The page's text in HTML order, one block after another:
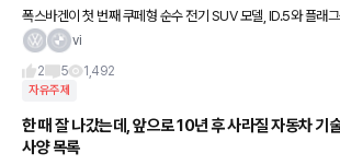
폭스바겐이 첫 번째 쿠페형 순수 전기 SUV 모델, ID.5와 플래
델 ID.5 GTX를 세계 최초 공개했다. 폭스바겐의 전기차 전용 MEB
vi
2
5 1,492
자유주제
한 때 잘 나갔는데, 앞으로 10년 후 사라질 자동차 기
사양 목록